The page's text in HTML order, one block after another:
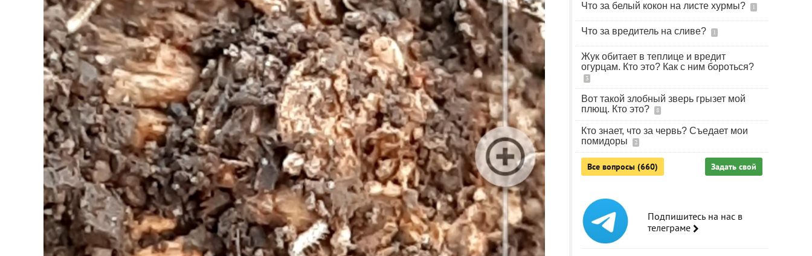
Что за белый кокон на листе хурмы? 1
Что за вредитель на сливе? 1
Жук обитает в теплице и вредит
огурцам. Кто это? Как с ним бороться?
3
Вот такой злобный зверь грызет мой
плющ. Кто это?
8
Кто знает, что за червь? Съедает мои
помидоры
2
Все вопросы (660) Задать свой
Подпишитесь на нас в
телеграме